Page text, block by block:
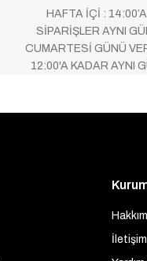
HAFTA İÇİ :
SİPARİŞLER AYNI
CUMARTESİ GÜNÜ
12:00'A KADAR AYNI
İletişim